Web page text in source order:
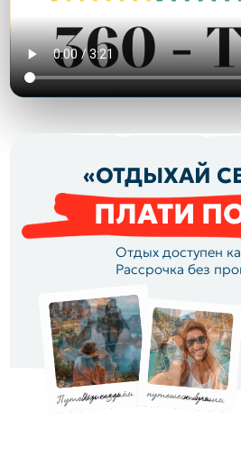
«ОТДЫХАЙ
ПЛАТИ
Отдых доступен
Рассрочка без